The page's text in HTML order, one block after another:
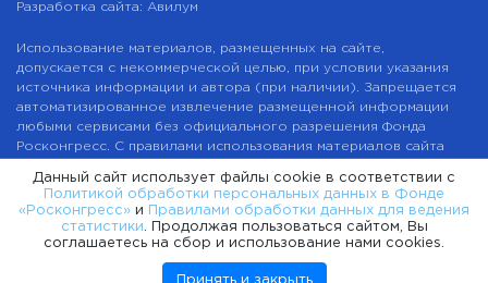
Разработка сайта: Авилум
Использование материалов, размещенных на сайте,
допускается с некоммерческой целью, при условии указания
источника информации и автора (при наличии). Запрещается
автоматизированное извлечение размещенной информации
любыми сервисами без официального разрешения Фонда
Росконгресс. С правилами использования материалов сайта
Пользовательское соглашение
Политика обработки персональных данных в Фонде
«Росконгресс»
Данный сайт использует файлы cookie в соответствии с
Политикой обработки персональных данных в Фонде
«Росконгресс» и
Правилами обработки данных для ведения
статистики . Продолжая пользоваться сайтом, Вы
соглашаетесь на сбор и использование нами cookies.
Принять и закрыть